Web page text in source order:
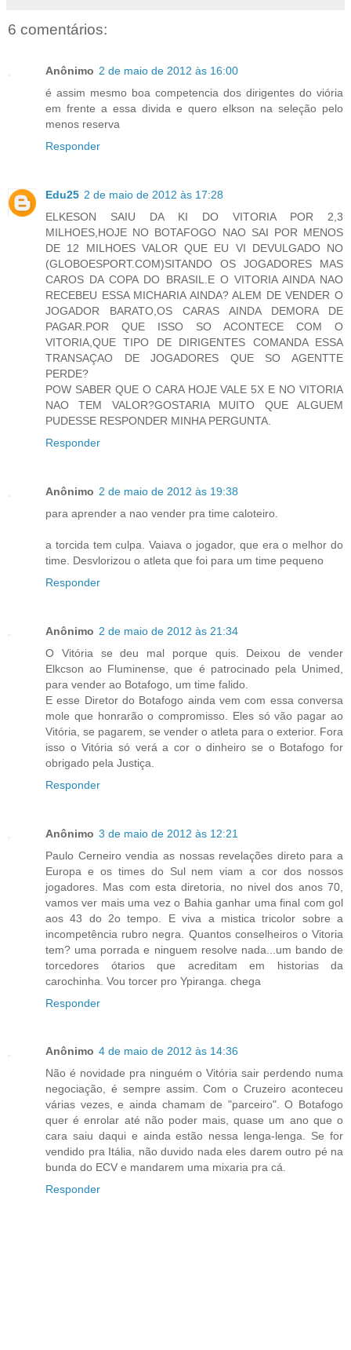
6 comentários:
Anônimo 2 de maio de 2012 às 16:00
é assim mesmo boa competencia dos dirigentes do viória
em frente a essa divida e quero elkson na seleção pelo
menos reserva
Responder
Edu25 2 de maio de 2012 às 17:28
ELKESON SAIU DA KI DO VITORIA POR 2,3
MILHOES,HOJE NO BOTAFOGO NAO SAI POR MENOS
DE 12 MILHOES VALOR QUE EU VI DEVULGADO NO
(GLOBOESPORT.COM)SITANDO OS JOGADORES MAS
CAROS DA COPA DO BRASIL.E O VITORIA AINDA NAO
RECEBEU ESSA MICHARIA AINDA? ALEM DE VENDER O
JOGADOR BARATO,OS CARAS AINDA DEMORA DE
PAGAR.POR QUE ISSO SO ACONTECE COM O
VITORIA,QUE TIPO DE DIRIGENTES COMANDA ESSA
TRANSAÇAO DE JOGADORES QUE SO AGENTTE
PERDE?
POW SABER QUE O CARA HOJE VALE 5X E NO VITORIA
NAO TEM VALOR?GOSTARIA MUITO QUE ALGUEM
PUDESSE RESPONDER MINHA PERGUNTA.
Responder
Anônimo 2 de maio de 2012 às 19:38
para aprender a nao vender pra time caloteiro.
a torcida tem culpa. Vaiava o jogador, que era o melhor do
time. Desvlorizou o atleta que foi para um time pequeno
Responder
Anônimo 2 de maio de 2012 às 21:34
O Vitória se deu mal porque quis. Deixou de vender
Elkcson ao Fluminense, que é patrocinado pela Unimed,
para vender ao Botafogo, um time falido.
E esse Diretor do Botafogo ainda vem com essa conversa
mole que honrarão o compromisso. Eles só vão pagar ao
Vitória, se pagarem, se vender o atleta para o exterior. Fora
isso o Vitória só verá a cor o dinheiro se o Botafogo for
obrigado pela Justiça.
Responder
Anônimo 3 de maio de 2012 às 12:21
Paulo Cerneiro vendia as nossas revelações direto para a
Europa e os times do Sul nem viam a cor dos nossos
jogadores. Mas com esta diretoria, no nivel dos anos 70,
vamos ver mais uma vez o Bahia ganhar uma final com gol
aos 43 do 2o tempo. E viva a mistica tricolor sobre a
incompetência rubro negra. Quantos conselheiros o Vitoria
tem? uma porrada e ninguem resolve nada...um bando de
torcedores ótarios que acreditam em historias da
carochinha. Vou torcer pro Ypiranga. chega
Responder
Anônimo 4 de maio de 2012 às 14:36
Não é novidade pra ninguém o Vitória sair perdendo numa
negociação, é sempre assim. Com o Cruzeiro aconteceu
várias vezes, e ainda chamam de "parceiro". O Botafogo
quer é enrolar até não poder mais, quase um ano que o
cara saiu daqui e ainda estão nessa lenga-lenga. Se for
vendido pra Itália, não duvido nada eles darem outro pé na
bunda do ECV e mandarem uma mixaria pra cá.
Responder